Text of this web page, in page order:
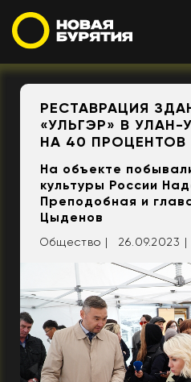
РЕСТАВРАЦИЯ
«УЛЬГЭР» В
НА 40 ПРОЦЕНТОВ
На объекте
культуры России
Преподобная и
Цыденов
Общество | 26.09.2023 |